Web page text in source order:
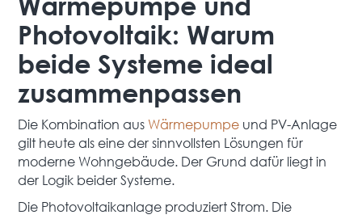
Photovoltaik: Warum
beide Systeme ideal
zusammenpassen
Die Kombination ausWärmepumpe und PV-Anlage
gilt heute als eine der sinnvollsten Lösungen für
moderne Wohngebäude. Der Grund dafür liegt in
der Logik beider Systeme.
Die Photovoltaikanlage produziert Strom. Die